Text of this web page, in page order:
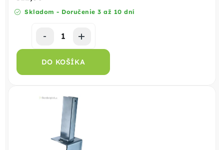
Skladom - Doručenie 3 až 10 dní
DO KOŠÍKA